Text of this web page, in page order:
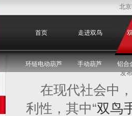
北
首页 走进双鸟
环链电动葫芦 手动葫芦 铝合
发
在现代社会中
利性，其中“双鸟